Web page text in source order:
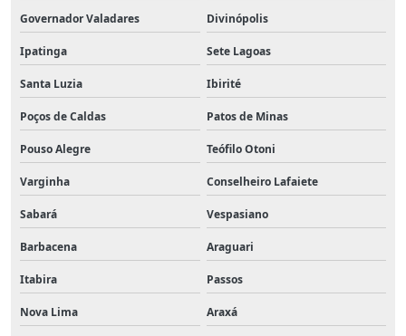
Governador Valadares Divinópolis
Ipatinga Sete Lagoas
Santa Luzia Ibirité
Poços de Caldas Patos de Minas
Pouso Alegre Teófilo Otoni
Varginha Conselheiro Lafaiete
Sabará Vespasiano
Barbacena Araguari
Itabira Passos
Nova Lima Araxá